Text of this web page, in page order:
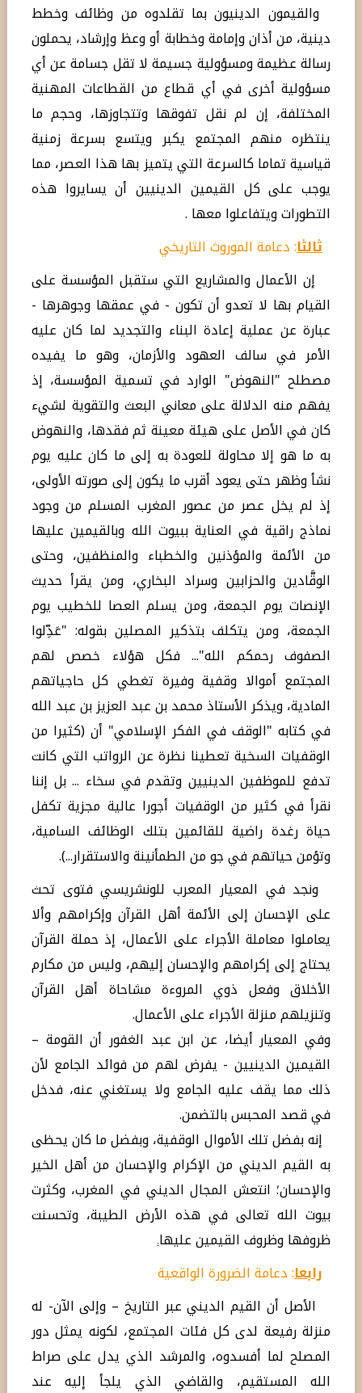
والقيمون الدينيون بما تقلدوه من وظائف وخطط
دينية، من أذان وإمامة وخطابة أو وعظ وإرشاد، يحملون
رسالة عظيمة ومسؤولية جسيمة لا تقل جسامة عن أي
مسؤولية أخرى في أي قطاع من القطاعات المهنية
المختلفة، إن لم نقل تفوقها وتتجاوزها، وحجم ما
ينتظره منهم المجتمع يكبر ويتسع بسرعة زمنية
قياسية تماما كالسرعة التي يتميز بها هذا العصر، مما
يوجب على كل القيمين الدينيين أن يسايروا هذه
التطورات ويتفاعلوا معها .
ثالثا: دعامة الموروث التاريخي
إن الأعمال والمشاريع التي ستقبل المؤسسة على
القيام بها لا تعدو أن تكون - في عمقها وجوهرها -
عبارة عن عملية إعادة البناء والتجديد لما كان عليه
الأمر في سالف العهود والأزمان، وهو ما يفيده
مصطلح "النهوض" الوارد في تسمية المؤسسة، إذ
يفهم منه الدلالة على معاني البعث والتقوية لشيء
كان في الأصل على هيئة معينة ثم فقدها، والنهوض
به ما هو إلا محاولة للعودة به إلى ما كان عليه يوم
نشأ وظهر حتى يعود أقرب ما يكون إلى صورته الأولى،
إذ لم يخل عصر من عصور المغرب المسلم من وجود
نماذج راقية في العناية ببيوت الله وبالقيمين عليها
من الأئمة والمؤذنين والخطباء والمنظفين، وحتى
الوقَّادين والحزابين وسراد البخاري، ومن يقرأ حديث
الإنصات يوم الجمعة، ومن يسلم العصا للخطيب يوم
الجمعة، ومن يتكلف بتذكير المصلين بقوله: "عَدِّلوا
الصفوف رحمكم الله"... فكل هؤلاء خصص لهم
المجتمع أموالا وقفية وفيرة تغطي كل حاجياتهم
المادية، ويذكر الأستاذ محمد بن عبد العزيز بن عبد الله
في كتابه "الوقف في الفكر الإسلامي" أن (كثيرا من
الوقفيات السخية تعطينا نظرة عن الرواتب التي كانت
تدفع للموظفين الدينيين وتقدم في سخاء ... بل إننا
نقرأ في كثير من الوقفيات أجورا عالية مجزية تكفل
حياة رغدة راضية للقائمين بتلك الوظائف السامية،
وتؤمن حياتهم في جو من الطمأنينة والاستقرار...).
ونجد في المعيار المعرب للونشريسي فتوى تحث
على الإحسان إلى الأئمة أهل القرآن وإكرامهم وألا
يعاملوا معاملة الأجراء على الأعمال، إذ حملة القرآن
يحتاج إلى إكرامهم والإحسان إليهم، وليس من مكارم
الأخلاق وفعل ذوي المروءة مشاحاة أهل القرآن
وتنزيلهم منزلة الأجراء على الأعمال.
وفي المعيار أيضا، عن ابن عبد الغفور أن القومة –
القيمين الدينيين - يفرض لهم من فوائد الجامع لأن
ذلك مما يقف عليه الجامع ولا يستغني عنه، فدخل
في قصد المحبس بالتضمن.
إنه بفضل تلك الأموال الوقفية، وبفضل ما كان يحظى
به القيم الديني من الإكرام والإحسان من أهل الخير
والإحسان؛ انتعش المجال الديني في المغرب، وكثرت
بيوت الله تعالى في هذه الأرض الطيبة، وتحسنت
ظروفها وظروف القيمين عليها.
رابعا: دعامة الضرورة الواقعية
الأصل أن القيم الديني عبر التاريخ – وإلى الآن- له
منزلة رفيعة لدى كل فئات المجتمع، لكونه يمثل دور
المصلح لما أفسدوه، والمرشد الذي يدل على صراط
الله المستقيم، والقاضي الذي يلجأ إليه عند